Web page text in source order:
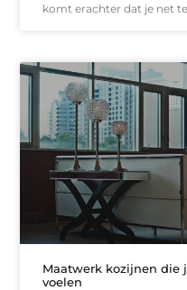
komt erachter dat je net
Maatwerk kozijnen die
voelen